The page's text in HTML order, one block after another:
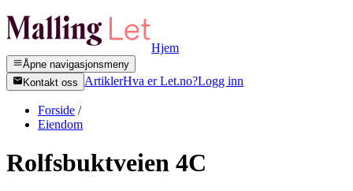
Hjem
Åpne navigasjonsmeny
Kontakt oss
ArtiklerHva er Let.no?Logg inn
Forside /
Eiendom
Rolfsbuktveien 4C